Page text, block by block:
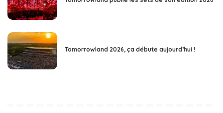
Tomorrowland 2026, ça débute aujourd’hui !